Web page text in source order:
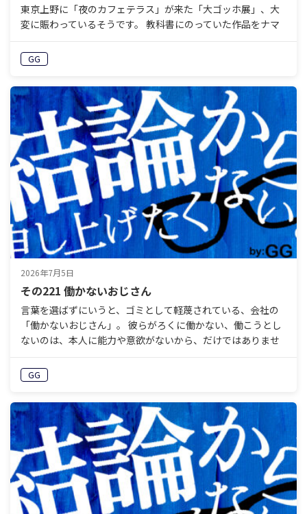
東京上野に「夜のカフェテラス」が来た「大ゴッホ展」、大
変に賑わっているそうです。 教科書にのっていた作品をナマ
か？ 「夜のカフェテラス」を見るため、そのうちオランダ
に…
GG
2026年7月5日
その221 働かないおじさん
言葉を選ばずにいうと、ゴミとして軽蔑されている、会社の
「働かないおじさん」。 彼らがろくに働かない、働こうとし
ないのは、本人に能力や意欲がないから、だけではありませ
テ…
GG